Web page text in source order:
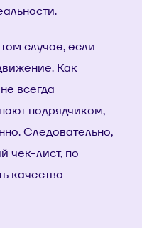
случае, если
. Как
всегда
подрядчиком,
Следовательно,
чек-лист, по
качество